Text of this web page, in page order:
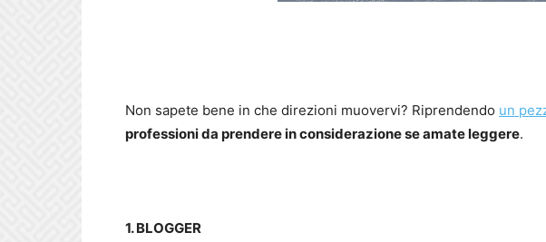
Non sapete bene in che direzioni muovervi? Riprendendo un
professioni da prendere in considerazione se amate leggere.
1. BLOGGER